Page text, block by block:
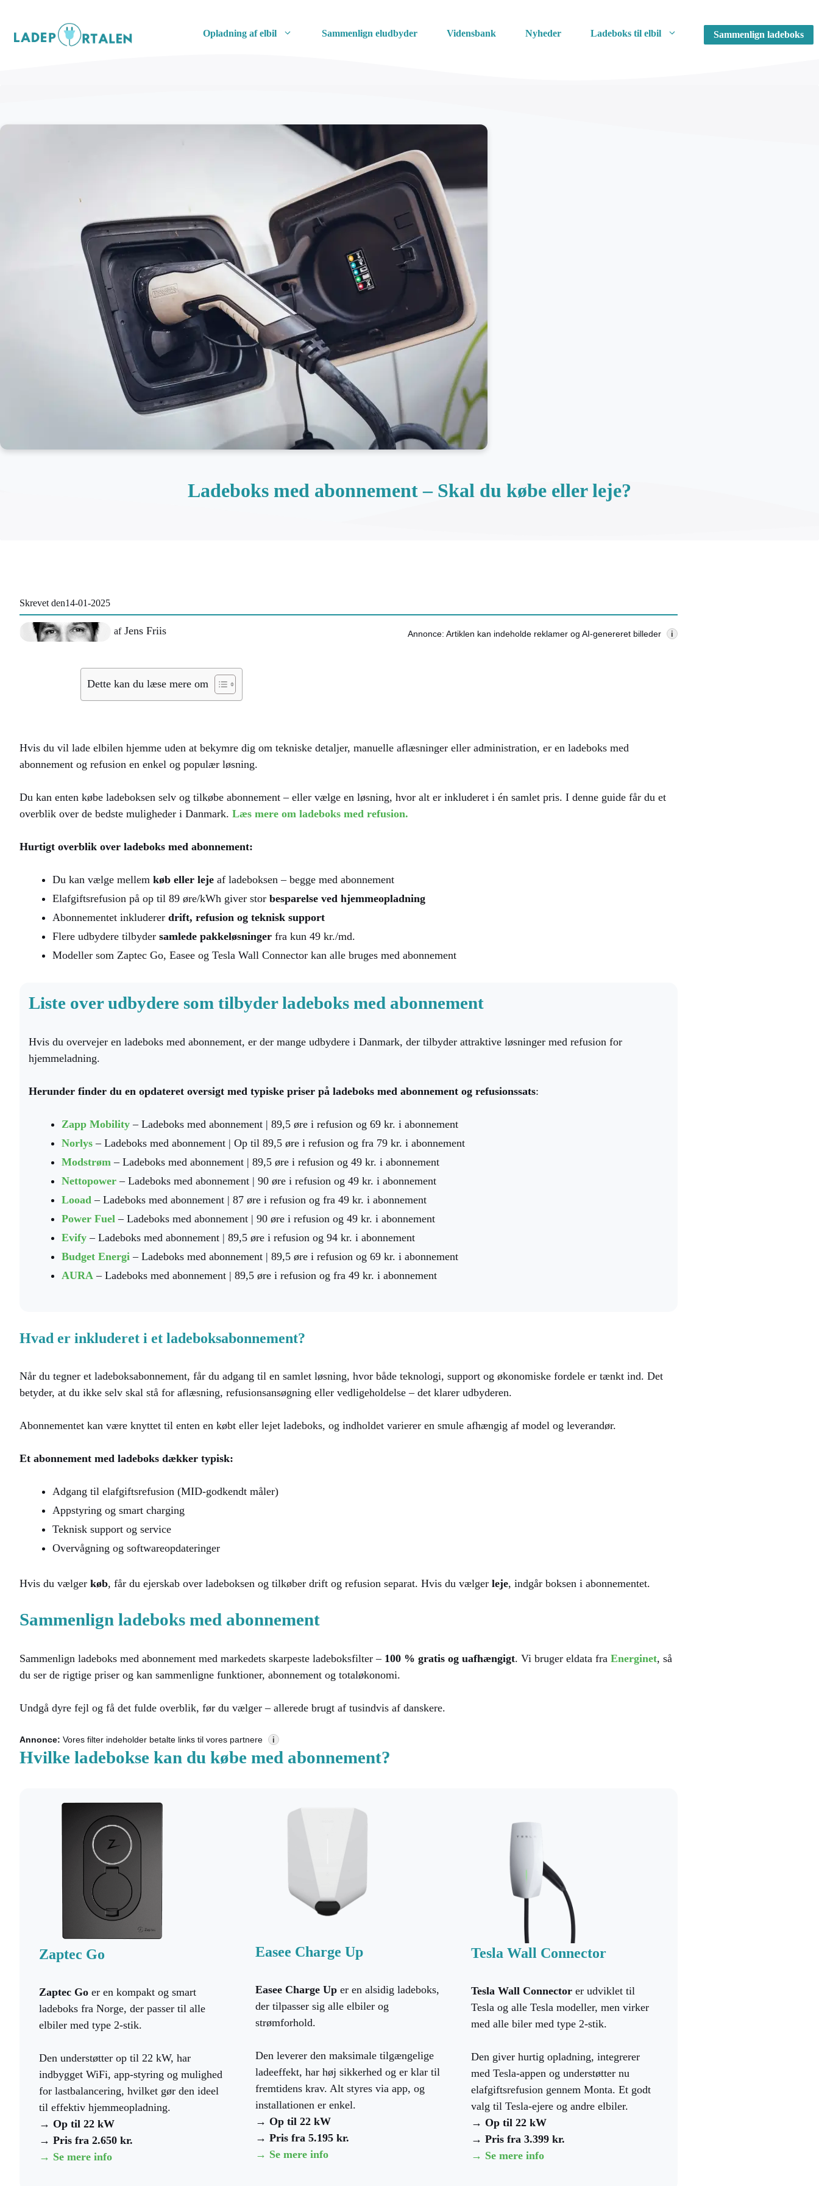
indhold
Opladning af elbil Sammenlign eludbyder Vidensbank Nyheder Ladeboks til elbil Sammenlign ladeboks
Ladeboks med abonnement – Skal du købe eller leje?
Skrevet den14-01-2025
af Jens Friis Annonce: Artiklen kan indeholde reklamer og AI-genereret billeder i
Dette kan du læse mere om
Hvis du vil lade elbilen hjemme uden at bekymre dig om tekniske detaljer, manuelle aflæsninger eller administration, er en ladeboks med
abonnement og refusion en enkel og populær løsning.
Du kan enten købe ladeboksen selv og tilkøbe abonnement – eller vælge en løsning, hvor alt er inkluderet i én samlet pris. I denne guide får du et
overblik over de bedste muligheder i Danmark. Læs mere om ladeboks med refusion.
Hurtigt overblik over ladeboks med abonnement:
Du kan vælge mellem køb eller leje af ladeboksen – begge med abonnement
Elafgiftsrefusion på op til 89 øre/kWh giver stor besparelse ved hjemmeopladning
Abonnementet inkluderer drift, refusion og teknisk support
Flere udbydere tilbyder samlede pakkeløsninger fra kun 49 kr./md.
Modeller som Zaptec Go, Easee og Tesla Wall Connector kan alle bruges med abonnement
Liste over udbydere som tilbyder ladeboks med abonnement
Hvis du overvejer en ladeboks med abonnement, er der mange udbydere i Danmark, der tilbyder attraktive løsninger med refusion for
hjemmeladning.
Herunder finder du en opdateret oversigt med typiske priser på ladeboks med abonnement og refusionssats:
Zapp Mobility – Ladeboks med abonnement | 89,5 øre i refusion og 69 kr. i abonnement
Norlys – Ladeboks med abonnement | Op til 89,5 øre i refusion og fra 79 kr. i abonnement
Modstrøm – Ladeboks med abonnement | 89,5 øre i refusion og 49 kr. i abonnement
Nettopower – Ladeboks med abonnement | 90 øre i refusion og 49 kr. i abonnement
Looad – Ladeboks med abonnement | 87 øre i refusion og fra 49 kr. i abonnement
Power Fuel – Ladeboks med abonnement | 90 øre i refusion og 49 kr. i abonnement
Evify – Ladeboks med abonnement | 89,5 øre i refusion og 94 kr. i abonnement
Budget Energi – Ladeboks med abonnement | 89,5 øre i refusion og 69 kr. i abonnement
AURA – Ladeboks med abonnement | 89,5 øre i refusion og fra 49 kr. i abonnement
Hvad er inkluderet i et ladeboksabonnement?
Når du tegner et ladeboksabonnement, får du adgang til en samlet løsning, hvor både teknologi, support og økonomiske fordele er tænkt ind. Det
betyder, at du ikke selv skal stå for aflæsning, refusionsansøgning eller vedligeholdelse – det klarer udbyderen.
Abonnementet kan være knyttet til enten en købt eller lejet ladeboks, og indholdet varierer en smule afhængig af model og leverandør.
Et abonnement med ladeboks dækker typisk:
Adgang til elafgiftsrefusion (MID-godkendt måler)
Appstyring og smart charging
Teknisk support og service
Overvågning og softwareopdateringer
Hvis du vælger køb, får du ejerskab over ladeboksen og tilkøber drift og refusion separat. Hvis du vælger leje, indgår boksen i abonnementet.
Sammenlign ladeboks med abonnement
Sammenlign ladeboks med abonnement med markedets skarpeste ladeboksfilter – 100 % gratis og uafhængigt. Vi bruger eldata fra Energinet, så
du ser de rigtige priser og kan sammenligne funktioner, abonnement og totaløkonomi.
Undgå dyre fejl og få det fulde overblik, før du vælger – allerede brugt af tusindvis af danskere.
Annonce: Vores filter indeholder betalte links til vores partnere i
Hvilke ladebokse kan du købe med abonnement?
Zaptec Go
Zaptec Go er en kompakt og smart
ladeboks fra Norge, der passer til alle
elbiler med type 2-stik.
Den understøtter op til 22 kW, har
indbygget WiFi, app-styring og mulighed
for lastbalancering, hvilket gør den ideel
til effektiv hjemmeopladning.
→ Op til 22 kW
→ Pris fra 2.650 kr.
→ Se mere info
Easee Charge Up
Easee Charge Uper en alsidig ladeboks,
der tilpasser sig alle elbiler og
strømforhold.
Den leverer den maksimale tilgængelige
ladeeffekt, har høj sikkerhed og er klar til
fremtidens krav. Alt styres via app, og
installationen er enkel.
→ Op til 22 kW
→ Pris fra 5.195 kr.
→ Se mere info
Tesla Wall Connector
Tesla Wall Connector er udviklet til
Tesla og alle Tesla modeller, men virker
med alle biler med type 2-stik.
Den giver hurtig opladning, integrerer
med Tesla-appen og understøtter nu
elafgiftsrefusion gennem Monta. Et godt
valg til Tesla-ejere og andre elbiler.
→ Op til 22 kW
→ Pris fra 3.399 kr.
→ Se mere info